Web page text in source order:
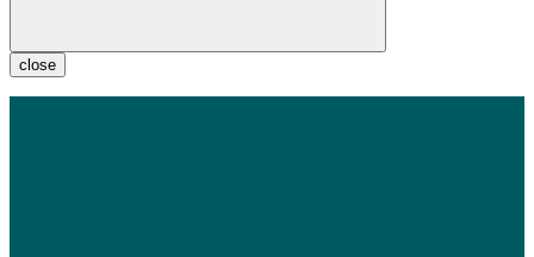
close